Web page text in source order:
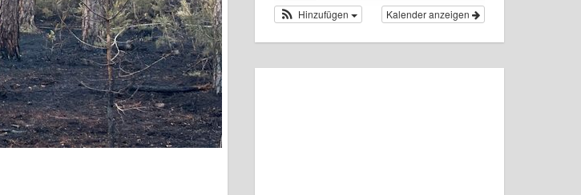
Kalender anzeigen
Hinzufügen